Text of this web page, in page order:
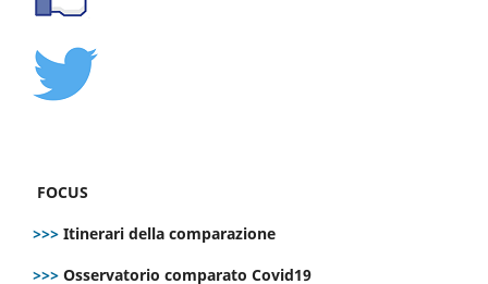
FOCUS
>>> Itinerari della comparazione
>>> Osservatorio comparato Covid19